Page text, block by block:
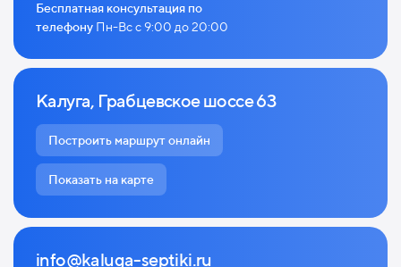
Бесплатная консультация по
телефону Пн-Вс с 9:00 до 20:00
Калуга, Грабцевское шоссе 63
Построить маршрут онлайн
Показать на карте
info@kaluga-septiki.ru